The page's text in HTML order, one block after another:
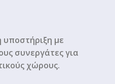
υποστήριξη με
συνεργάτες για
χώρους.